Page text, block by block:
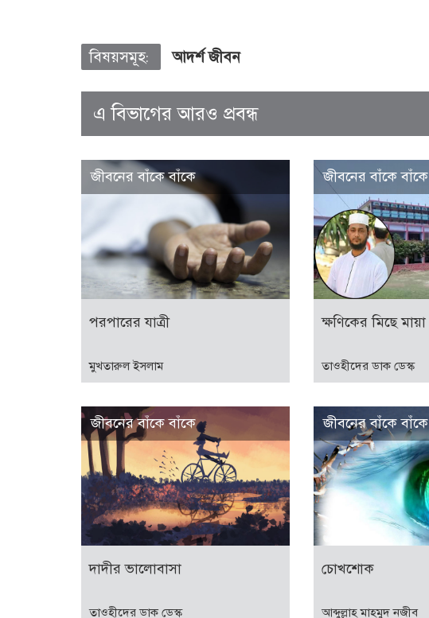
বিষয়সমূহ: আদর্শ জীবন
এ বিভাগের আরও প্রবন্ধ
জীবনের বাঁকে বাঁকে
পরপারের যাত্রী
মুখতারুল ইসলাম
জীবনের বাঁকে বাঁকে
ক্ষণিকের মিছে মায়া
তাওহীদের ডাক ডেস্ক
জীবনের বাঁকে বাঁকে
দাদীর ভালোবাসা
তাওহীদের ডাক ডেস্ক
জীবনের বাঁকে বাঁকে
চোখশোক
আব্দুল্লাহ মাহমুদ নজীব